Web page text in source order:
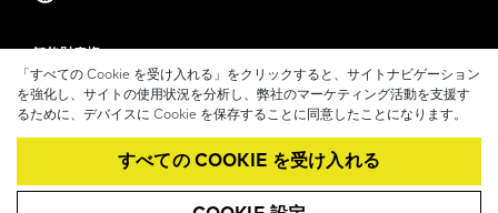
T
I
O
N
F
O
O
E
知的財産権
プライバシーポリシー
「すべての Cookie を受け入れる」をクリックすると、サイトナビゲーション
を強化し、サイトの使用状況を分析し、弊社のマーケティング活動を支援す
るために、デバイスに Cookie を保存することに同意したことになります。
すべての COOKIE を受け入れる